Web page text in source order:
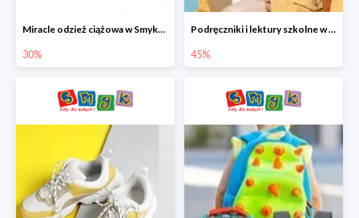
Miracle odzież ciążowa w Smyku co -30%
30%
Podręczniki i lektury szkolne w Smyku do -45%
45%